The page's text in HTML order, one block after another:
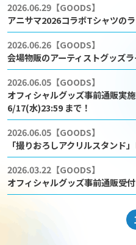
2026.06.29【GOODS】
アニサマ2026コラボTシャツの
2026.06.26【GOODS】
会場物販のアーティストグッズ
2026.06.05【GOODS】
オフィシャルグッズ事前通販実
6/17(水)23:59 まで！
2026.06.05【GOODS】
「撮りおろしアクリルスタンド
2026.03.22【GOODS】
オフィシャルグッズ事前通販受付